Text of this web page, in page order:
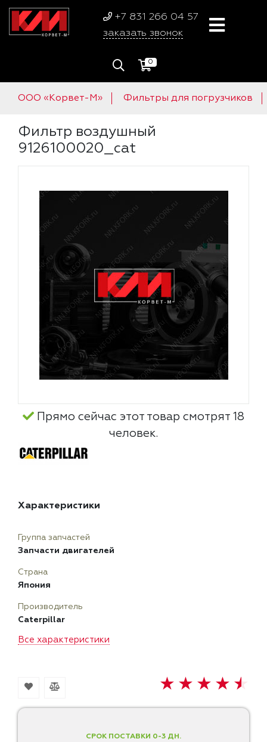
+7 831 266 04 57
заказать звонок
0
ООО «Корвет-М» Фильтры для погрузчиков
Фильтр воздушный
9126100020_cat
СРОК ПОСТАВКИ 0-3 ДН.
Прямо сейчас этот товар смотрят 18
человек.
Характеристики
Все характеристики
Группа запчастей
Запчасти двигателей
Страна
Япония
Производитель
Caterpillar